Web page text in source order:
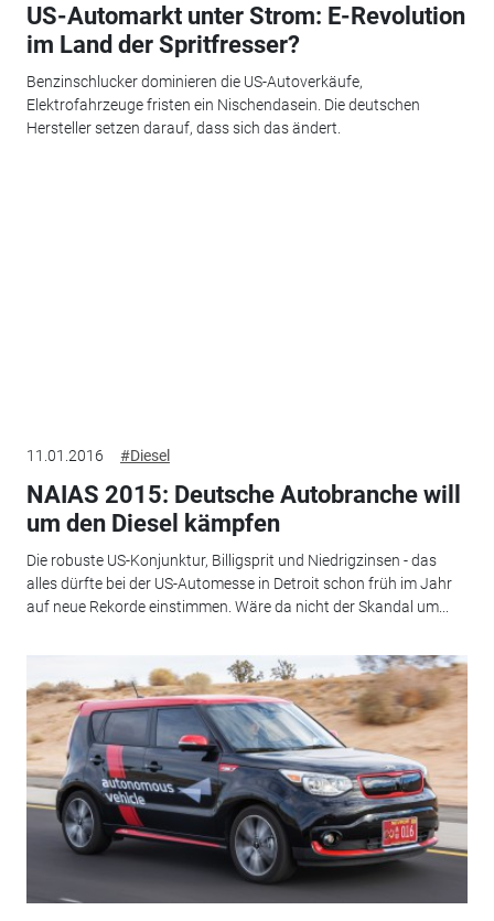
US-Automarkt unter Strom: E-Revolution
im Land der Spritfresser?
Benzinschlucker dominieren die US-Autoverkäufe,
Elektrofahrzeuge fristen ein Nischendasein. Die deutschen
Hersteller setzen darauf, dass sich das ändert.
11.01.2016 #Diesel
NAIAS 2015: Deutsche Autobranche will
um den Diesel kämpfen
Die robuste US-Konjunktur, Billigsprit und Niedrigzinsen - das
alles dürfte bei der US-Automesse in Detroit schon früh im Jahr
auf neue Rekorde einstimmen. Wäre da nicht der Skandal um...